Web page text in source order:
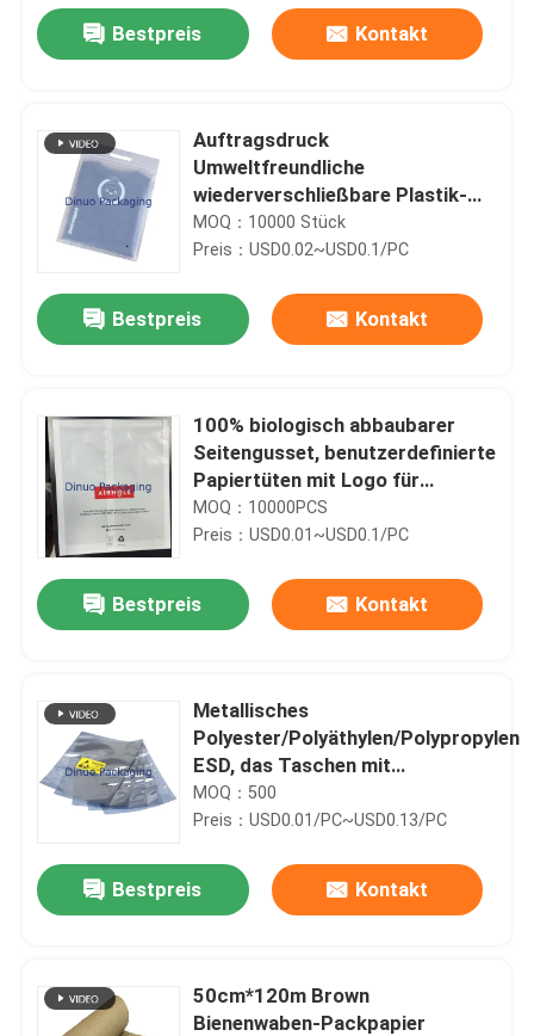
Bestpreis Kontakt
Auftragsdruck
Umweltfreundliche
wiederverschließbare Plastik-
Ziplock-Taschen mit Griff für
Kleidung Verpackungstasche
MOQ：10000 Stück
Preis：USD0.02~USD0.1/PC
Bestpreis Kontakt
100% biologisch abbaubarer
Seitengusset, benutzerdefinierte
Papiertüten mit Logo für
Kleidung
MOQ：10000PCS
Preis：USD0.01~USD0.1/PC
Bestpreis Kontakt
Metallisches
Polyester/Polyäthylen/Polypropylen
ESD, das Taschen mit
kundengebundenem Logo
abschirmt
MOQ：500
Preis：USD0.01/PC~USD0.13/PC
Bestpreis Kontakt
50cm*120m Brown
Bienenwaben-Packpapier